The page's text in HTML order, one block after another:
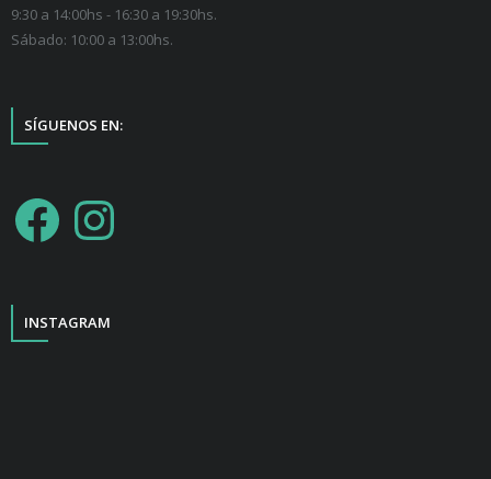
9:30 a 14:00hs - 16:30 a 19:30hs.
Sábado: 10:00 a 13:00hs.
SÍGUENOS EN:
INSTAGRAM